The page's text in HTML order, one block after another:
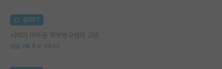
김GPT
시야가 어두운 학부연구생의 고민
1 5 4634